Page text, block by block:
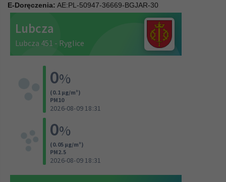
E-Doręczenia: AE:PL-50947-36669-BGJAR-30